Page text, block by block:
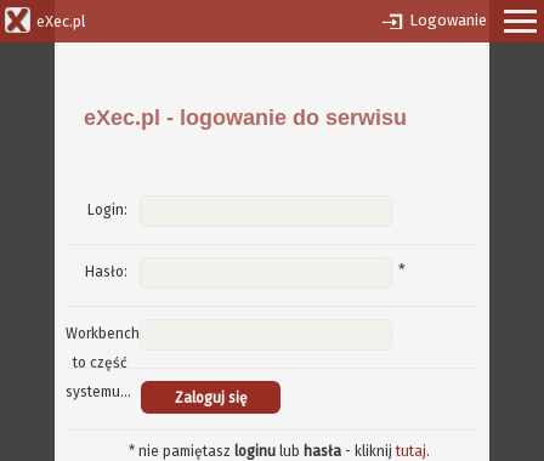
eXec.pl Logowanie
eXec.pl - logowanie do serwisu
Login:
Hasło: *
Workbench
to część
systemu...
* nie pamiętasz loginu lub hasła - kliknijtutaj.